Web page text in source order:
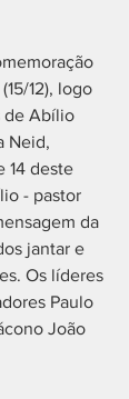
12), logo
de Abílio
Neid,
14 deste
- pastor
da
jantar e
Os líderes
Paulo
João